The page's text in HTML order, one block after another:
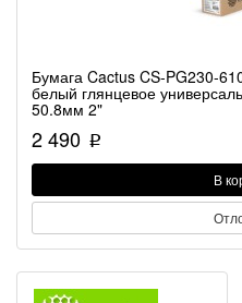
Бумага Cactus CS-PG230-
белый глянцевое
50.8мм 2"
2 490 p
В